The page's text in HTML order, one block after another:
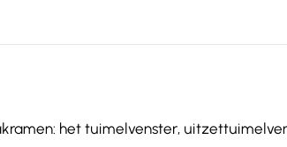
het tuimelvenster,